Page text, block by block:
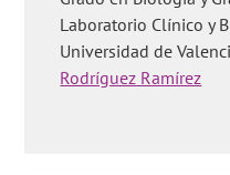
Preguntas de los usuarios:
en el embarazo?'y '¿Es lo
mesoterapia?' .
Laboratorio Clínico y
Universidad de
Rodríguez Ramírez